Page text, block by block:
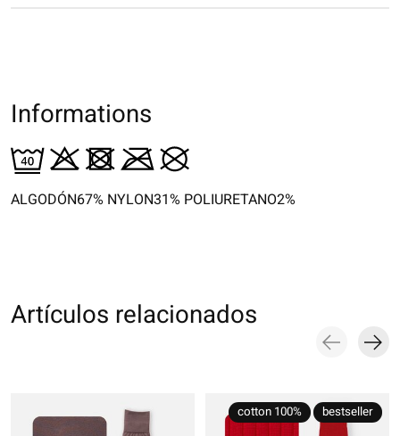
Informations
ALGODÓN67% NYLON31% POLIURETANO2%
Artículos relacionados
cotton 100% bestseller